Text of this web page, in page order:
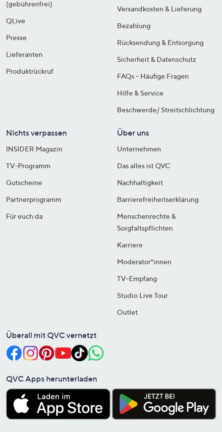
(gebührenfrei)
QLive
Presse
Lieferanten
Produktrückruf
Versandkosten & Lieferung
Bezahlung
Rücksendung & Entsorgung
Sicherheit & Datenschutz
FAQs - Häufige Fragen
Hilfe & Service
Beschwerde/ Streitschlichtung
Nichts verpassen
INSIDER Magazin
TV-Programm
Gutscheine
Partnerprogramm
Für euch da
Über uns
Unternehmen
Das alles ist QVC
Nachhaltigkeit
Barrierefreiheitserklärung
Menschenrechte &
Sorgfaltspflichten
Karriere
Moderator*innen
TV-Empfang
Studio Live Tour
Outlet
Überall mit QVC vernetzt
QVC Apps herunterladen